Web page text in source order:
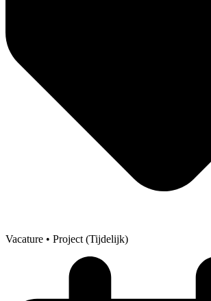
Vacature • Project (Tijdelijk)